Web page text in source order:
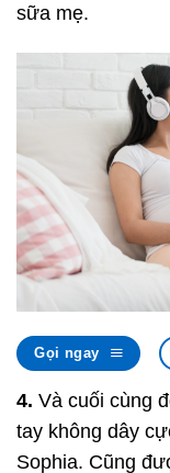
sữa mẹ.
Gọi ngay
4. Và cuối cùng
tay không dây
Sophia. Cũng